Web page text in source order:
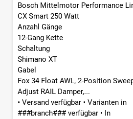
Bosch Mittelmotor Performance
CX Smart 250 Watt
Anzahl Gänge
12-Gang Kette
Schaltung
Shimano XT
Gabel
Fox 34 Float AWL, 2-Position
Adjust RAIL Damper,...
• Versand verfügbar • Varianten in
###branch### verfügbar • In